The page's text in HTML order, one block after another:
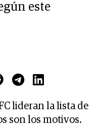
este
lideran la lista de
son los motivos.